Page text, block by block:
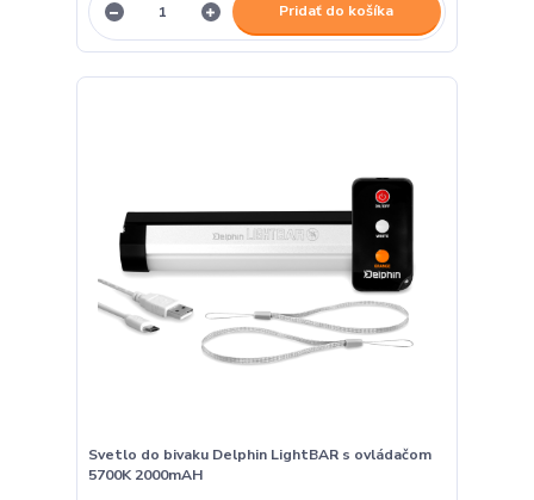
Pridať do košíka
Svetlo do bivaku Delphin LightBAR s ovládačom
5700K 2000mAH